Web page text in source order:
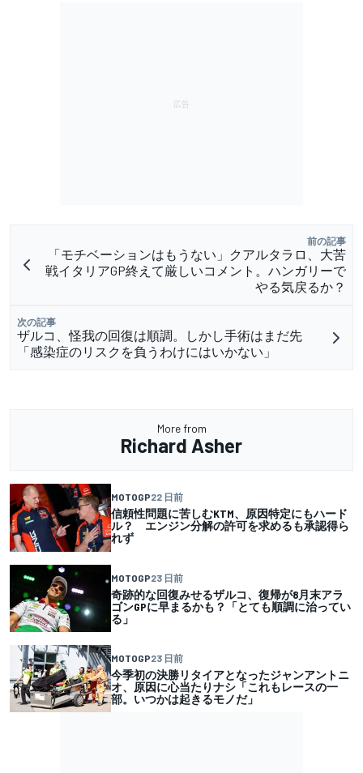
前の記事
「モチベーションはもうない」クアルタラロ、大苦
戦イタリアGP終えて厳しいコメント。ハンガリーで
やる気戻るか？
次の記事
ザルコ、怪我の回復は順調。しかし手術はまだ先
「感染症のリスクを負うわけにはいかない」
More from
Richard Asher
MOTOGP22 日前
信頼性問題に苦しむKTM、原因特定にもハード
ル？ エンジン分解の許可を求めるも承認得ら
れず
MOTOGP23 日前
奇跡的な回復みせるザルコ、復帰が8月末アラ
ゴンGPに早まるかも？「とても順調に治ってい
る」
MOTOGP23 日前
今季初の決勝リタイアとなったジャンアントニ
オ、原因に心当たりナシ「これもレースの一
部。いつかは起きるモノだ」